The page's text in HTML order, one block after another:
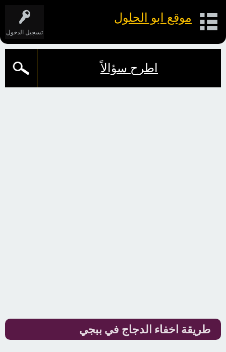
تسجيل الدخول
موقع ابو الحلول
اطرح سؤالاً
طريقة اخفاء الدجاج في ببجي